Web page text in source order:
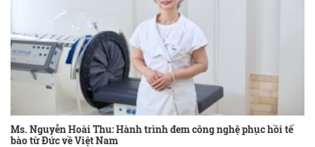
Ms. Nguyễn Hoài Thu: Hành trình đem công nghệ phục hồi tế
bào từ Đức về Việt Nam